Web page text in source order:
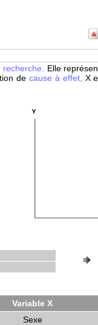
recherche. Elle
decause à effet, X
Variable X
Sexe